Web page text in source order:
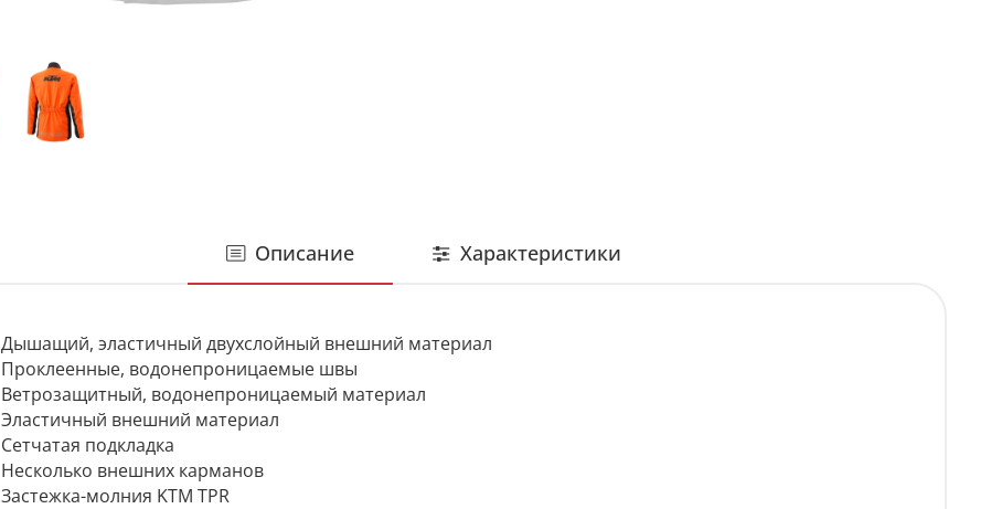
Описание Характеристики
Дышащий, эластичный двухслойный внешний материал
Проклеенные, водонепроницаемые швы
Ветрозащитный, водонепроницаемый материал
Эластичный внешний материал
Сетчатая подкладка
Несколько внешних карманов
Застежка-молния KTM TPR